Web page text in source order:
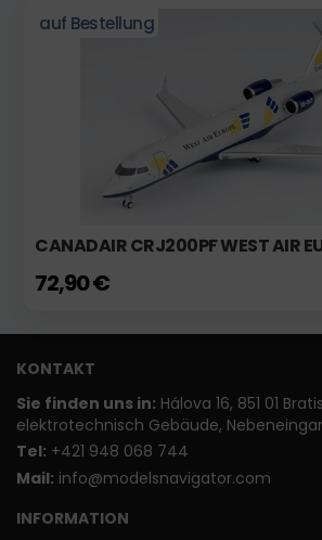
auf Bestellung
CANADAIR CRJ200PF WEST AIR
72,90 €
KONTAKT
Sie finden uns in: Hálova 16, 851 01
elektrotechnisch Gebäude,
Tel: +421 948 068 744
Mail: info@modelsnavigator.com
INFORMATION